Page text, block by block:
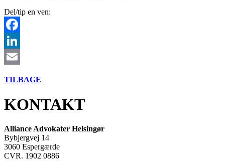
Del/tip en ven:
Facebook
LinkedIn
TILBAGE
KONTAKT
Alliance Advokater Helsingør
Bybjergvej 14
3060 Espergærde
CVR. 1902 0886